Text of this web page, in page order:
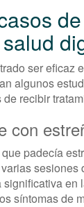
ser eficaz
algunos
recibir
con
padecía
síntomas de